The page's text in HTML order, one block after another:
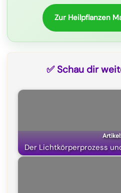
Zur Heilpflanzen
✅ Schau dir
Der Lichtkörperprozess